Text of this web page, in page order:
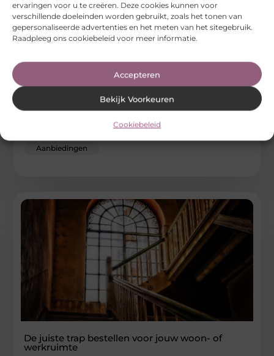
ervaringen voor u te creëren. Deze cookies kunnen voor
verschillende doeleinden worden gebruikt, zoals het tonen van
gepersonaliseerde advertenties en het meten van het sitegebruik.
Raadpleeg ons cookiebeleid voor meer informatie.
Accepteren
Bekijk Voorkeuren
Cookiebeleid
De essentie van complete kantoorinrichting
voor diverse sectoren
Bij crool.nl weten we dat een goed ingerichte werkruimte
Aanbiedingen
De juiste trap bestellen voor jouw woon- of
werkruimte